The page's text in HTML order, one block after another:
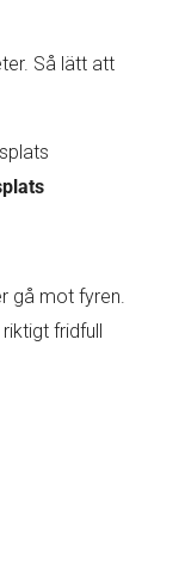
Så lätt att
gå mot fyren.
fridfull